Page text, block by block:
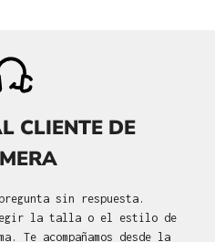
CLIENTE DE
sin respuesta.
la talla o el estilo de
Te acompañamos desde la